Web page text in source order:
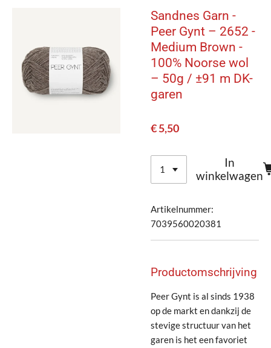
Sandnes Garn -
Peer Gynt – 2652 -
Medium Brown -
100% Noorse wol
– 50g / ±91 m DK-
garen
€ 5,50
In
winkelwagen
Artikelnummer:
7039560020381
Productomschrijving
Peer Gynt is al sinds 1938
op de markt en dankzij de
stevige structuur van het
garen is het een favoriet